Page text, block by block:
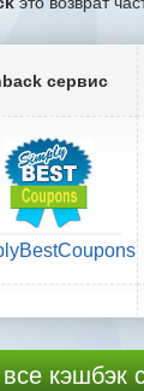
сервис
кэшбэк